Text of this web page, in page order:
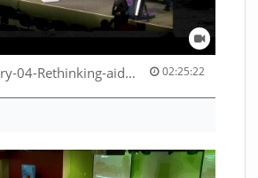
10-ICF26-Plenary-04-Rethinking-aid-deliveries-for-greater-impact-with-existing-resources-53529531710001791 02:25:22